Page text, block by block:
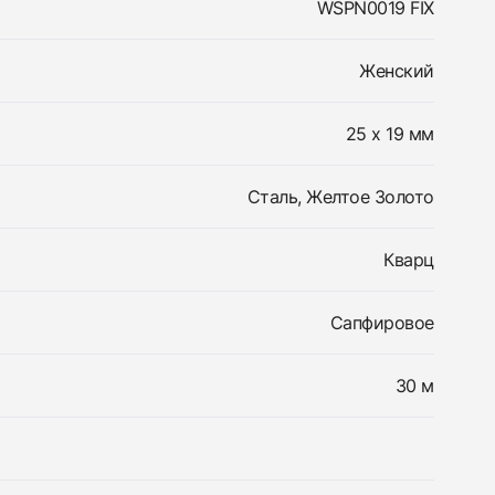
WSPN0019 FIX
Женский
25 x 19 мм
Сталь, Желтое Золото
Кварц
Сапфировое
30 м